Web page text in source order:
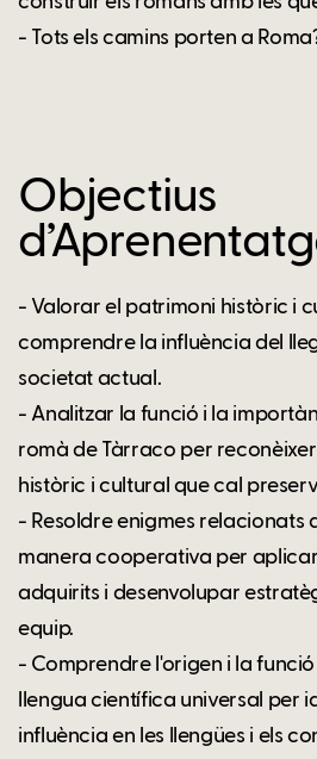
- Tots els camins porten a
Objectius
- Valorar el patrimoni històric i
comprendre la influència del
societat actual.
- Analitzar la funció i la
romà de Tàrraco per
històric i cultural que cal
- Resoldre enigmes relacionats
manera cooperativa per
adquirits i desenvolupar
equip.
- Comprendre l'origen i la
llengua científica universal per
influència en les llengües i els